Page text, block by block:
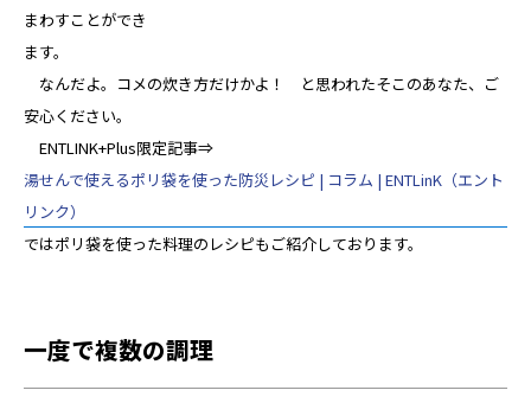
まわすことができ
ます。
なんだよ。コメの炊き方だけかよ！ と思われたそこのあなた、ご
安心ください。
ENTLINK+Plus限定記事⇒
湯せんで使えるポリ袋を使った防災レシピ | コラム | ENTLinK（エント
リンク）
ではポリ袋を使った料理のレシピもご紹介しております。
一度で複数の調理